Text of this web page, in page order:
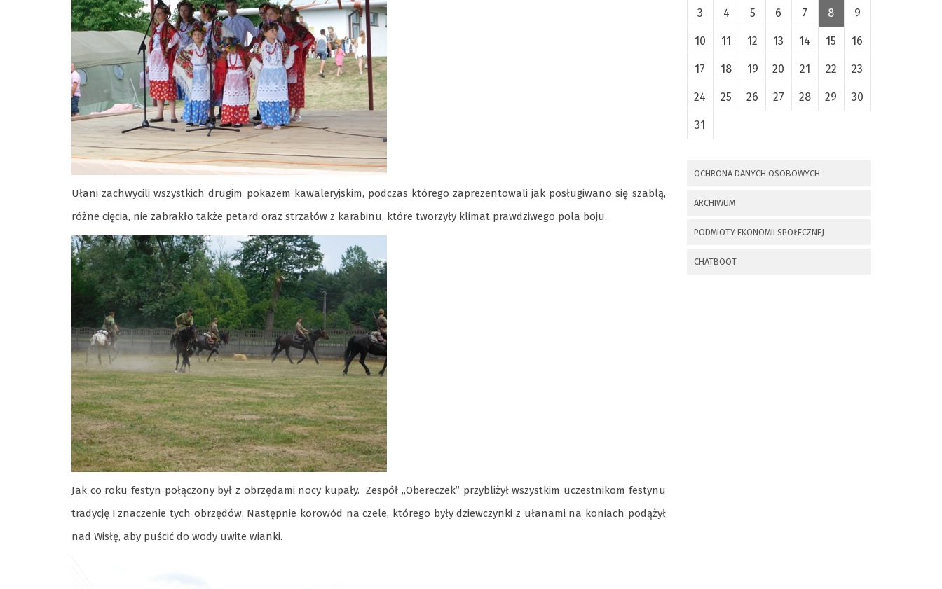
Ułani zachwycili wszystkich drugim pokazem kawaleryjskim, podczas którego zaprezentowali jak posługiwano się szablą,
różne cięcia, nie zabrakło także petard oraz strzałów z karabinu, które tworzyły klimat prawdziwego pola boju.
Jak co roku festyn połączony był z obrzędami nocy kupały. Zespół „Obereczek” przybliżył wszystkim uczestnikom festynu
tradycję i znaczenie tych obrzędów. Następnie korowód na czele, którego były dziewczynki z ułanami na koniach podążył
nad Wisłę, aby puścić do wody uwite wianki.
3 4 5 6 7 8 9
10 11 12 13 14 15 16
17 18 19 20 21 22 23
24 25 26 27 28 29 30
31
Bitwy pod
OCHRONA DANYCH OSOBOWYCH
ARCHIWUM
PODMIOTY EKONOMII SPOŁECZNEJ
CHATBOOT